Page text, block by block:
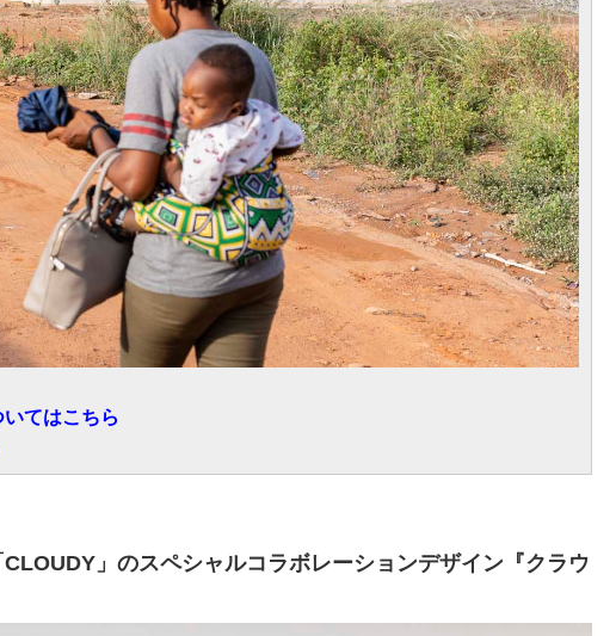
てはこちら
」のスペシャルコラボレーションデザイン『クラウ